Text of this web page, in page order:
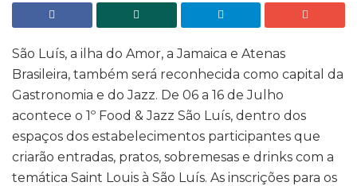
São Luís, a ilha do Amor, a Jamaica e Atenas
Brasileira, também será reconhecida como capital da
Gastronomia e do Jazz. De 06 a 16 de Julho
acontece o 1º Food & Jazz São Luís, dentro dos
espaços dos estabelecimentos participantes que
criarão entradas, pratos, sobremesas e drinks com a
temática Saint Louis à São Luís. As inscrições para os